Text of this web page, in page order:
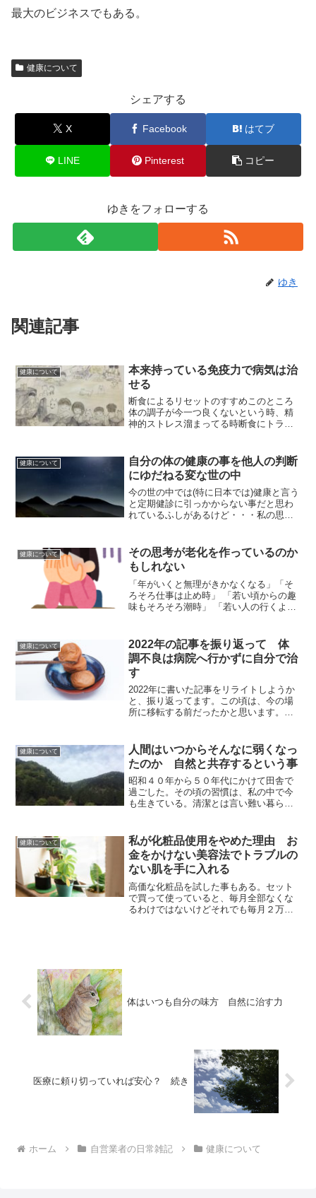
最大のビジネスでもある。
健康について
シェアする
X Facebook はてブ
LINE Pinterest コピー
ゆきをフォローする
ゆき
関連記事
健康について
本来持っている免疫力で病気は治
せる
断食によるリセットのすすめこのところ
体の調子が今一つ良くないという時、精
神的ストレス溜まってる時断食にトライ
そう」と思うかもしれないけどその効果
は実行してみればわかる。...
健康について
自分の体の健康の事を他人の判断
にゆだねる変な世の中
今の世の中では(特に日本では)健康と言う
と定期健診に引っかからない事だと思わ
れているふしがあるけど・・・私の思う
の感覚として分かる事のはず。ところが
今の世の中では、そう...
健康について
その思考が老化を作っているのか
もしれない
「年がいくと無理がきかなくなる」「そ
ろそろ仕事は止め時」 「若い頃からの趣
味もそろそろ潮時」 「若い人の行くよう
ば」こんな感じで、いったい誰が決めた
のかという事を気にする...
健康について
2022年の記事を振り返って 体
調不良は病院へ行かずに自分で治
す
2022年に書いた記事をリライトしようか
と、振り返ってます。この頃は、今の場
所に移転する前だったかと思います。週
った時、薬に頼ったり病院へ行ったりす
るのはかなり以前から...
健康について
人間はいつからそんなに弱くなっ
たのか 自然と共存するという事
昭和４０年から５０年代にかけて田舎で
過ごした。その頃の習慣は、私の中で今
も生きている。清潔とは言い難い暮らし
なく元気で病院とも縁のない日々を生き
ている。あれから数十年、...
健康について
私が化粧品使用をやめた理由 お
金をかけない美容法でトラブルの
ない肌を手に入れる
高価な化粧品を試した事もある。セット
で買って使っていると、毎月全部なくな
るわけではないけどそれでも毎月２万円
体はいつも自分の味方 自然に治す力
医療に頼り切っていれば安心？ 続き
ホーム 自営業者の日常雑記 健康について